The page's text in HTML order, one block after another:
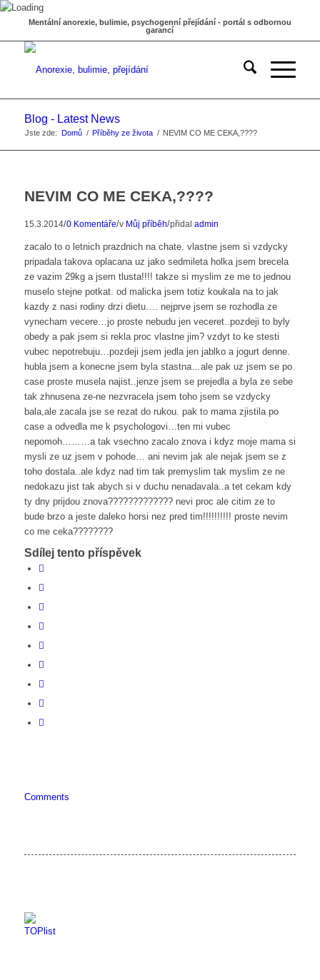
Mentální anorexie, bulimie, psychogenní přejídání - portál s odbornou
garancí
Blog - Latest News
Jste zde: Domů / Příběhy ze života / NEVIM CO ME CEKA,????
NEVIM CO ME CEKA,????
15.3.2014/0 Komentáře/v Můj příběh/přidal admin
zacalo to o letnich prazdnich na chate. vlastne jsem si vzdycky
pripadala takova oplacana uz jako sedmileta holka jsem brecela
ze vazim 29kg a jsem tlusta!!!! takze si myslim ze me to jednou
muselo stejne potkat. od malicka jsem totiz koukala na to jak
kazdy z nasi rodiny drzi dietu…. nejprve jsem se rozhodla ze
vynecham vecere…jo proste nebudu jen veceret..pozdeji to byly
obedy a pak jsem si rekla proc vlastne jim? vzdyt to ke stesti
vubec nepotrebuju…pozdeji jsem jedla jen jablko a jogurt denne.
hubla jsem a konecne jsem byla stastna…ale pak uz jsem se po
case proste musela najist..jenze jsem se prejedla a byla ze sebe
tak zhnusena ze-ne nezvracela jsem toho jsem se vzdycky
bala,ale zacala jse se rezat do rukou. pak to mama zjistila po
case a odvedla me k psychologovi…ten mi vubec
nepomoh………a tak vsechno zacalo znova i kdyz moje mama si
mysli ze uz jsem v pohode… ani nevim jak ale nejak jsem se z
toho dostala..ale kdyz nad tim tak premyslim tak myslim ze ne
nedokazu jist tak abych si v duchu nenadavala..a tet cekam kdy
ty dny prijdou znova????????????? nevi proc ale citim ze to
bude brzo a jeste daleko horsi nez pred tim!!!!!!!!!! proste nevim
co me ceka????????
Sdílej tento příspěvek
Comments